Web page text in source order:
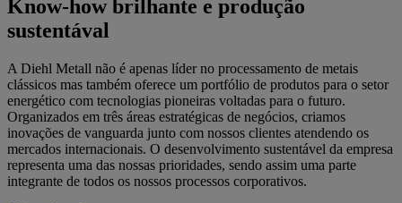
Know-how brilhante e produção
sustentával
A Diehl Metall não é apenas líder no processamento de metais
clássicos mas também oferece um portfólio de produtos para o setor
energético com tecnologias pioneiras voltadas para o futuro.
Organizados em três áreas estratégicas de negócios, criamos
inovações de vanguarda junto com nossos clientes atendendo os
mercados internacionais. O desenvolvimento sustentável da empresa
representa uma das nossas prioridades, sendo assim uma parte
integrante de todos os nossos processos corporativos.